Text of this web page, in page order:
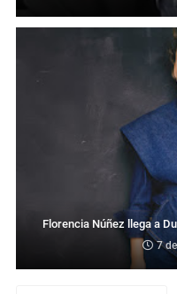
Florencia Núñez llega a
7